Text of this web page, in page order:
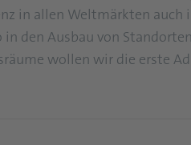
in allen Weltmärkten
den Ausbau von
wollen wir die erste